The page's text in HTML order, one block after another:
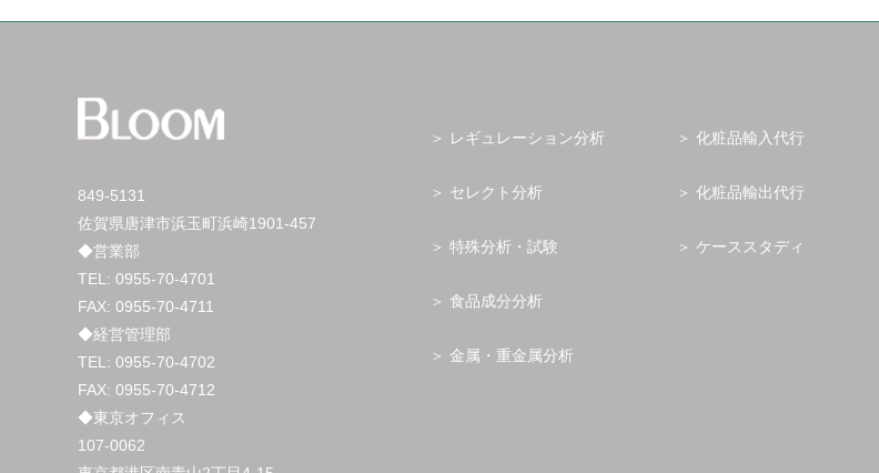
849-5131
佐賀県唐津市浜玉町浜崎1901-457
◆営業部
TEL: 0955-70-4701
FAX: 0955-70-4711
◆経営管理部
TEL: 0955-70-4702
FAX: 0955-70-4712
◆東京オフィス
107-0062
レギュレーション分析
セレクト分析
特殊分析・試験
食品成分分析
金属・重金属分析
化粧品輸入代行
化粧品輸出代行
ケーススタディ